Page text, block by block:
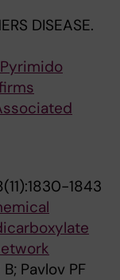
DISEASE.
1843
Pavlov PF